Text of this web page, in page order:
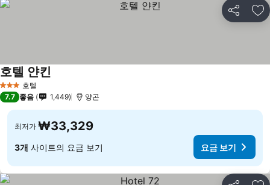
공유 즐
3 성급 호텔
호텔 얀킨
7.7 좋음 1,449 양곤
최저가 ₩33,329
3개 사이트의 요금 보기 요금 보기